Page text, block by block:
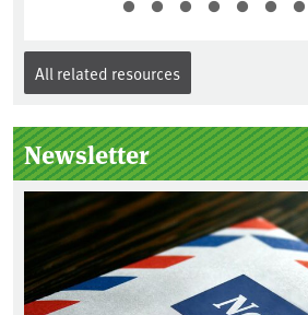
All related resources
Newsletter